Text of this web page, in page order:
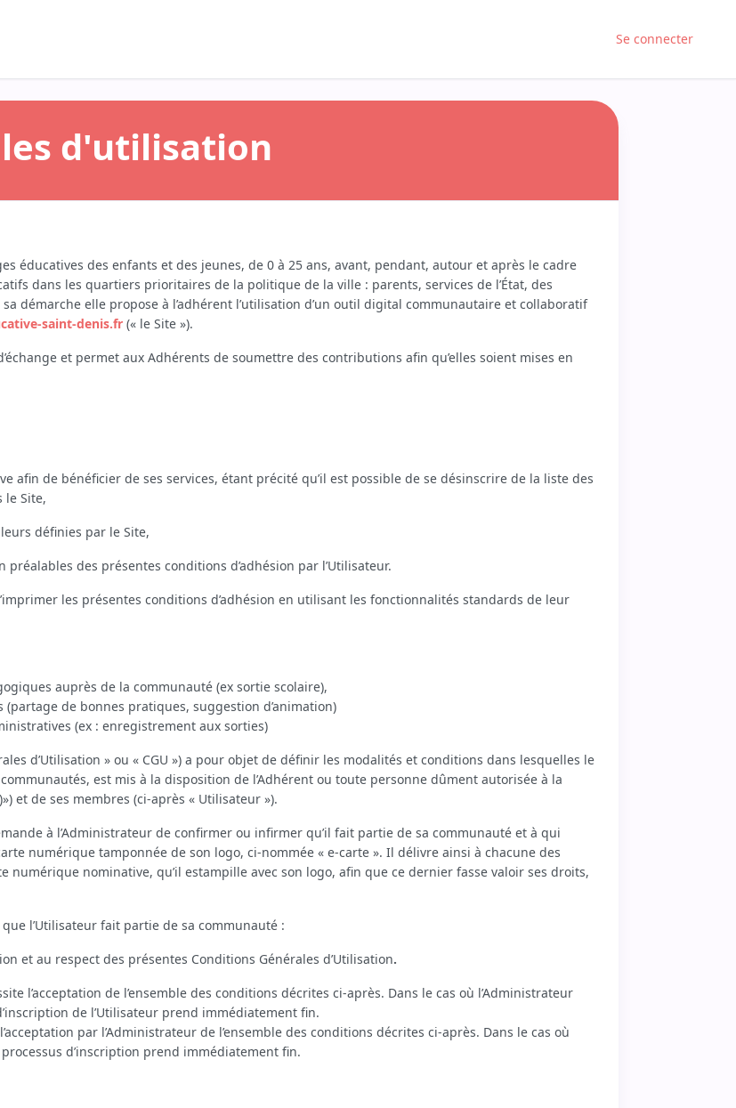
Se connecter
d'utilisation
éducatives des enfants et des jeunes, de 0 à 25 ans, avant, pendant, autour et après le cadre
dans les quartiers prioritaires de la politique de la ville : parents, services de l’État, des
démarche elle propose à l’adhérent l’utilisation d’un outil digital communautaire et collaboratif
saint-denis.fr (« le Site »).
et permet aux Adhérents de soumettre des contributions afin qu’elles soient mises en
afin de bénéficier de ses services, étant précité qu’il est possible de se désinscrire de la liste des
le Site,
définies par le Site,
des présentes conditions d’adhésion par l’Utilisateur.
les présentes conditions d’adhésion en utilisant les fonctionnalités standards de leur
auprès de la communauté (ex sortie scolaire),
de bonnes pratiques, suggestion d’animation)
(ex : enregistrement aux sorties)
d’Utilisation » ou « CGU ») a pour objet de définir les modalités et conditions dans lesquelles le
est mis à la disposition de l’Adhérent ou toute personne dûment autorisée à la
et de ses membres (ci-après « Utilisateur »).
à l’Administrateur de confirmer ou infirmer qu’il fait partie de sa communauté et à qui
numérique tamponnée de son logo, ci-nommée « e-carte ». Il délivre ainsi à chacune des
numérique nominative, qu’il estampille avec son logo, afin que ce dernier fasse valoir ses droits,
l’Utilisateur fait partie de sa communauté :
et au respect des présentes Conditions Générales d’Utilisation.
l’acceptation de l’ensemble des conditions décrites ci-après. Dans le cas où l’Administrateur
de l’Utilisateur prend immédiatement fin.
par l’Administrateur de l’ensemble des conditions décrites ci-après. Dans le cas où
processus d’inscription prend immédiatement fin.
support